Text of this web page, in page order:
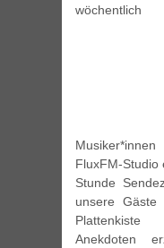
wöchentlich
FluxFM-Studio
Stunde
unsere
Anekdoten